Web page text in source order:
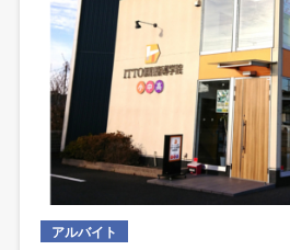
アルバイト